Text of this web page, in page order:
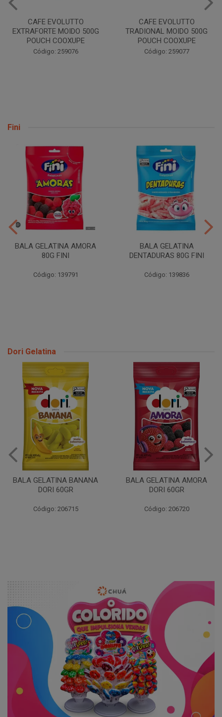
CAFE EVOLUTTO
EXTRAFORTE MOIDO 500G
POUCH COOXUPE
Código: 259076
CAFE EVOLUTTO
TRADIONAL MOIDO 500G
POUCH COOXUPE
Código: 259077
Fini
BALA GELATINA AMORA
80G FINI
Código: 139791
BALA GELATINA
DENTADURAS 80G FINI
Código: 139836
Dori Gelatina
BALA GELATINA BANANA
DORI 60GR
Código: 206715
BALA GELATINA AMORA
DORI 60GR
Código: 206720